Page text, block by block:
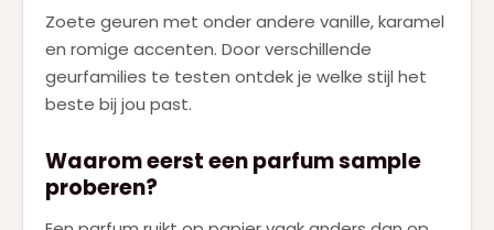
Zoete geuren met onder andere vanille, karamel
en romige accenten. Door verschillende
geurfamilies te testen ontdek je welke stijl het
beste bij jou past.
Waarom eerst een parfum sample
proberen?